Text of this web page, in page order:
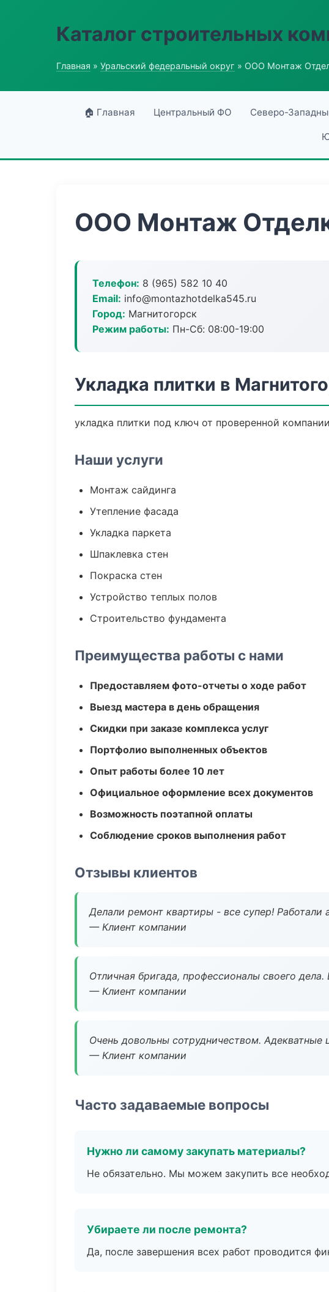
Каталог строительных
Главная » Уральский федеральный округ » ООО Монтаж
🏠 Главная Центральный ФО Северо-
ООО Монтаж
Телефон: 8 (965) 582 10 40
Email: info@montazhotdelka545.ru
Город: Магнитогорск
Режим работы: Пн-Сб: 08:00-19:00
Укладка плитки в
укладка плитки под ключ от проверенной
Наши услуги
Монтаж сайдинга
Утепление фасада
Укладка паркета
Шпаклевка стен
Покраска стен
Устройство теплых полов
Строительство фундамента
Преимущества работы с нами
Предоставляем фото-отчеты о ходе работ
Выезд мастера в день обращения
Скидки при заказе комплекса услуг
Портфолио выполненных объектов
Опыт работы более 10 лет
Официальное оформление всех документов
Возможность поэтапной оплаты
Соблюдение сроков выполнения работ
Отзывы клиентов
Делали ремонт квартиры - все супер! Работали
— Клиент компании
Отличная бригада, профессионалы своего
— Клиент компании
Очень довольны сотрудничеством. Адекватные
— Клиент компании
Часто задаваемые вопросы
Нужно ли самому закупать материалы?
Не обязательно. Мы можем закупить все
Убираете ли после ремонта?
Да, после завершения всех работ проводится